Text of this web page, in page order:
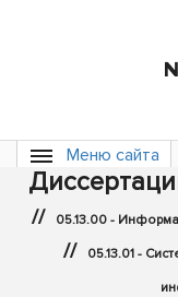
Меню сайта
// 05.13.00 -
// 05.13.01 -